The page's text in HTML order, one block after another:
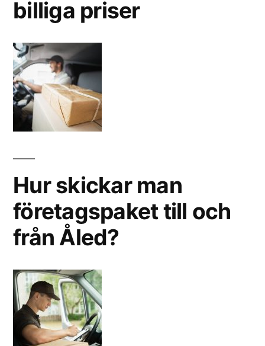
billiga priser
Hur skickar man
företagspaket till och
från Åled?